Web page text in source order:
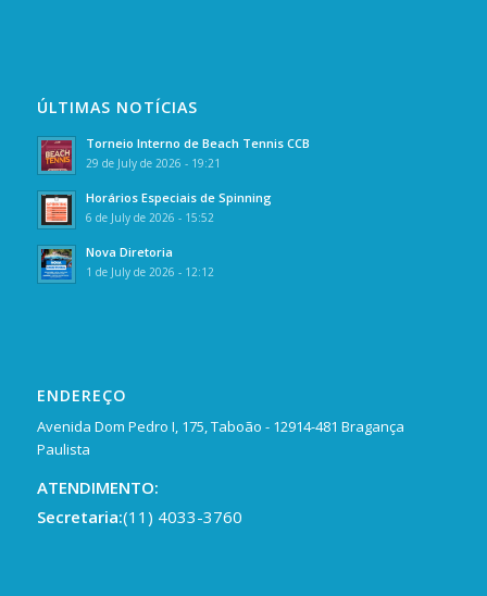
ÚLTIMAS NOTÍCIAS
Torneio Interno de Beach Tennis CCB
29 de July de 2026 - 19:21
Horários Especiais de Spinning
6 de July de 2026 - 15:52
Nova Diretoria
1 de July de 2026 - 12:12
ENDEREÇO
Avenida Dom Pedro I, 175, Taboão - 12914-481 Bragança
Paulista
ATENDIMENTO:
Secretaria:(11) 4033-3760